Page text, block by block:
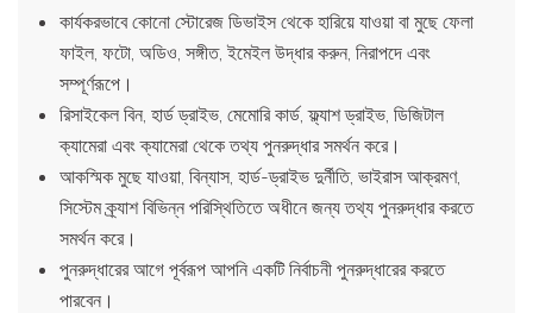
কার্যকরভাবে কোনো স্টোরেজ ডিভাইস থেকে হারিয়ে যাওয়া বা মুছে ফেলা
ফাইল, ফটো, অডিও, সঙ্গীত, ইমেইল উদ্ধার করুন, নিরাপদে এবং
সম্পূর্ণরূপে।
রিসাইকেল বিন, হার্ড ড্রাইভ, মেমোরি কার্ড, ফ্ল্যাশ ড্রাইভ, ডিজিটাল
ক্যামেরা এবং ক্যামেরা থেকে তথ্য পুনরুদ্ধার সমর্থন করে।
আকস্মিক মুছে যাওয়া, বিন্যাস, হার্ড-ড্রাইভ দুর্নীতি, ভাইরাস আক্রমণ,
সিস্টেম ক্র্যাশ বিভিন্ন পরিস্থিতিতে অধীনে জন্য তথ্য পুনরুদ্ধার করতে
সমর্থন করে।
পুনরুদ্ধারের আগে পূর্বরূপ আপনি একটি নির্বাচনী পুনরুদ্ধারের করতে
পারবেন।